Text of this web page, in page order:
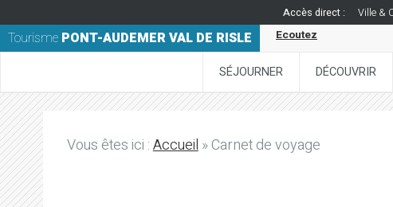
Accès direct : Ville &
Tourisme PONT-AUDEMER VAL DE RISLE Ecoutez
SÉJOURNER DÉCOUVRIR
Vous êtes ici :Accueil» Carnet de voyage